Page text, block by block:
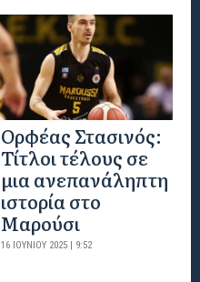
Ορφέας Στασινός:
Τίτλοι τέλους σε
μια ανεπανάληπτη
ιστορία στο
Μαρούσι
16 ΙΟΥΝΊΟΥ 2025 | 9:52